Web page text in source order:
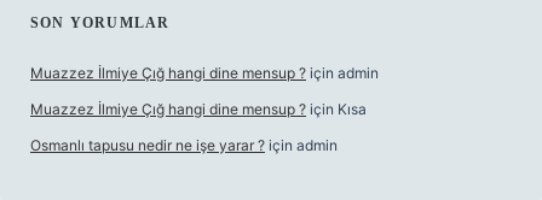
SON YORUMLAR
Muazzez İlmiye Çığ hangi dine mensup ? için admin
Muazzez İlmiye Çığ hangi dine mensup ? için Kısa
Osmanlı tapusu nedir ne işe yarar ? için admin